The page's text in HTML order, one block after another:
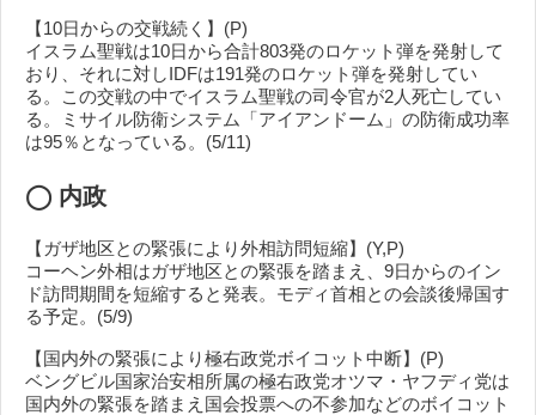
【10日からの交戦続く】(P)
イスラム聖戦は10日から合計803発のロケット弾を発射して
おり、それに対しIDFは191発のロケット弾を発射してい
る。この交戦の中でイスラム聖戦の司令官が2人死亡してい
る。ミサイル防衛システム「アイアンドーム」の防衛成功率
は95％となっている。(5/11)
◯ 内政
【ガザ地区との緊張により外相訪問短縮】(Y,P)
コーヘン外相はガザ地区との緊張を踏まえ、9日からのイン
ド訪問期間を短縮すると発表。モディ首相との会談後帰国す
る予定。(5/9)
【国内外の緊張により極右政党ボイコット中断】(P)
ベングビル国家治安相所属の極右政党オツマ・ヤフディ党は
国内外の緊張を踏まえ国会投票への不参加などのボイコット